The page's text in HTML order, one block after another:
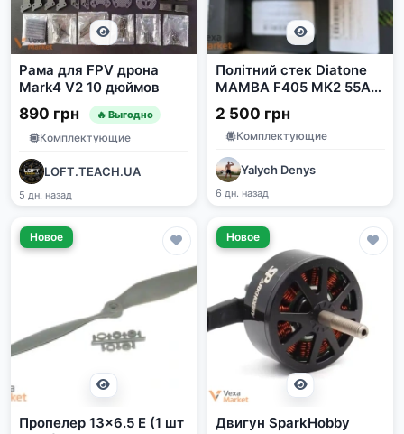
Рама для FPV дрона
Mark4 V2 10 дюймов
890 грн 🔥 Выгодно
Комплектующие
LOFT.TEACH.UA
5 дн. назад
Політний стек Diatone
MAMBA F405 MK2 55A
3-6S ESC & FC
2 500 грн
Комплектующие
Yalych Denys
6 дн. назад
Новое
Пропелер 13x6.5 E (1 шт
Новое
Двигун SparkHobby